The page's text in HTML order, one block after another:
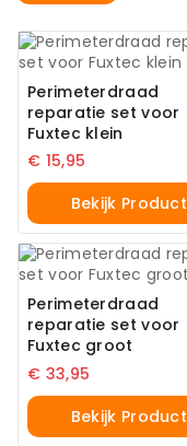
Perimeterdraad
reparatie set voor
Fuxtec klein
€ 15,95
Bekijk Product
Perimeterdraad
reparatie set voor
Fuxtec groot
€ 33,95
Bekijk Product